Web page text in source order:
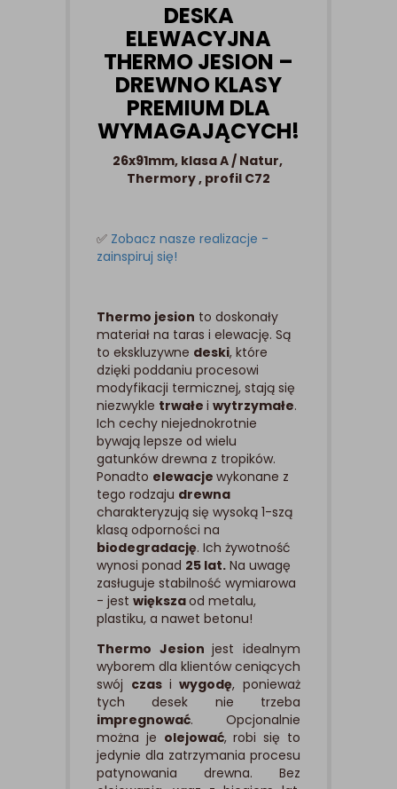
DESKA
ELEWACYJNA
THERMO JESION –
DREWNO KLASY
PREMIUM DLA
WYMAGAJĄCYCH!
26x91mm, klasa A / Natur,
Thermory , profil C72
✅ Zobacz nasze realizacje -
zainspiruj się!
Thermo jesion to doskonały
materiał na taras i elewację. Są
to ekskluzywne deski, które
dzięki poddaniu procesowi
modyfikacji termicznej, stają się
niezwykle trwałe i wytrzymałe.
Ich cechy niejednokrotnie
bywają lepsze od wielu
gatunków drewna z tropików.
Ponadto elewacje wykonane z
tego rodzaju drewna
charakteryzują się wysoką 1-szą
klasą odporności na
biodegradację. Ich żywotność
wynosi ponad 25 lat. Na uwagę
zasługuje stabilność wymiarowa
- jest większaod metalu,
plastiku, a nawet betonu!
Thermo Jesionjest idealnym
wyborem dla klientów ceniących
swój czas iwygodę, ponieważ
tych desek nie trzeba
impregnować. Opcjonalnie
można je olejować, robi się to
jedynie dla zatrzymania procesu
patynowania drewna. Bez